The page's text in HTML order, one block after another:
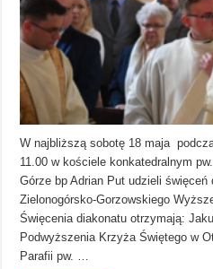
W najbliższą sobotę 18 maja
11.00 w kościele konkatedralnym
Górze bp Adrian Put udzieli święceń
Zielonogórsko-Gorzowskiego
Święcenia diakonatu otrzymają:
Podwyższenia Krzyża Świętego w
Parafii pw. …